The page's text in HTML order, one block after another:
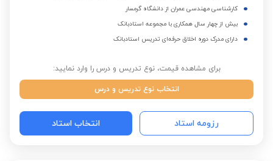
کارشناسی مهندسی عمران از دانشگاه گرمسار
بیش از چهار سال همکاری با مجموعه استادبانک
دارای مدرک دوره اخلاق حرفه‌ای تدریس استادبانک
برای مشاهده قیمت، نوع تدریس و درس را وارد نمایید:
انتخاب نوع تدریس و درس
رزومه استاد انتخاب استاد